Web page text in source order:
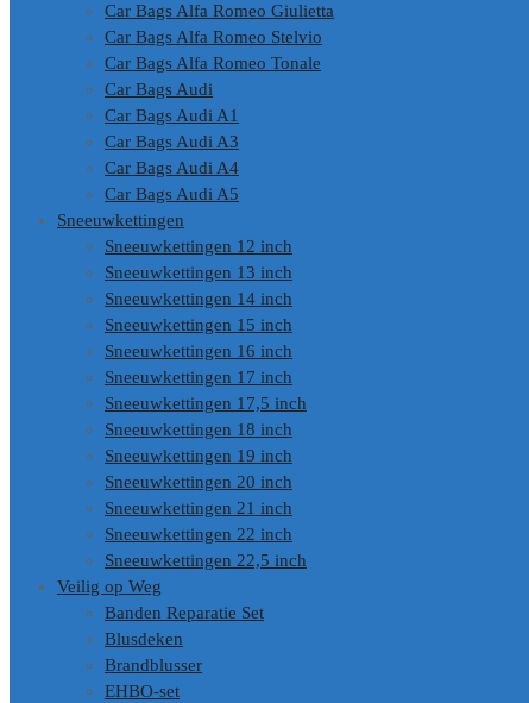
Car Bags Alfa Romeo Giulietta
Car Bags Alfa Romeo Stelvio
Car Bags Alfa Romeo Tonale
Car Bags Audi
Car Bags Audi A1
Car Bags Audi A3
Car Bags Audi A4
Car Bags Audi A5
Sneeuwkettingen
Sneeuwkettingen 12 inch
Sneeuwkettingen 13 inch
Sneeuwkettingen 14 inch
Sneeuwkettingen 15 inch
Sneeuwkettingen 16 inch
Sneeuwkettingen 17 inch
Sneeuwkettingen 17,5 inch
Sneeuwkettingen 18 inch
Sneeuwkettingen 19 inch
Sneeuwkettingen 20 inch
Sneeuwkettingen 21 inch
Sneeuwkettingen 22 inch
Sneeuwkettingen 22,5 inch
Veilig op Weg
Banden Reparatie Set
Blusdeken
Brandblusser
EHBO-set